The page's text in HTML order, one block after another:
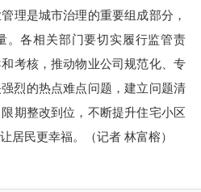
理是城市治理的重要组成部分，
。各相关部门要切实履行监管责
考核，推动物业公司规范化、专
烈的热点难点问题，建立问题清
期整改到位，不断提升住宅小区
居民更幸福。（记者 林富榕）